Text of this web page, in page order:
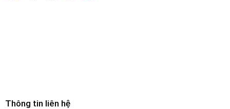
Thông tin liên hệ